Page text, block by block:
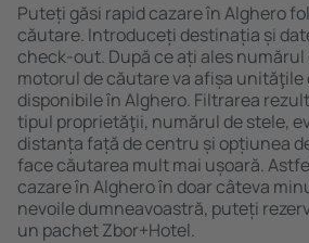
Puteți găsi rapid cazare în Alghero
căutare. Introduceți destinația și
check-out. După ce ați ales numărul
motorul de căutare va afișa unităţile
disponibile în Alghero. Filtrarea
tipul proprietăţii, numărul de stele,
distanța față de centru și opțiunea
face căutarea mult mai ușoară.
cazare în Alghero în doar câteva
nevoile dumneavoastră, puteți
un pachet Zbor+Hotel.